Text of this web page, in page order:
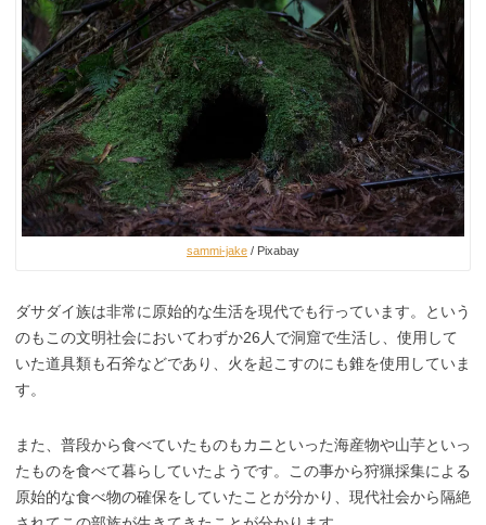
sammi-jake / Pixabay
ダサダイ族は非常に原始的な生活を現代でも行っています。という
のもこの文明社会においてわずか26人で洞窟で生活し、使用して
いた道具類も石斧などであり、火を起こすのにも錐を使用していま
す。
また、普段から食べていたものもカニといった海産物や山芋といっ
たものを食べて暮らしていたようです。この事から狩猟採集による
原始的な食べ物の確保をしていたことが分かり、現代社会から隔絶